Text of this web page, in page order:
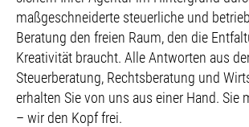
maßgeschneiderte steuerliche und
Beratung den freien Raum, den die
Kreativität braucht. Alle Antworten aus
Steuerberatung, Rechtsberatung und
erhalten Sie von uns aus einer Hand. Sie
– wir den Kopf frei.